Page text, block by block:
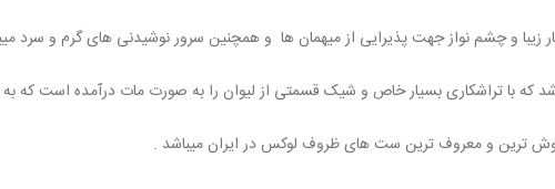
زیبا و چشم نواز جهت پذیرایی از میهمان ها و همچنین سرور نوشیدنی های گرم و سرد
که با تراشکاری بسیار خاص و شیک قسمتی از لیوان را به صورت مات درآمده است که
ترین و معروف ترین ست های ظروف لوکس در ایران میباشد .